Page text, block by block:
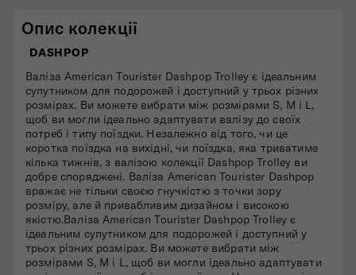
Опис колекції
DASHPOP
Валіза American Tourister Dashpop Trolley є ідеальним
супутником для подорожей і доступний у трьох різних
розмірах. Ви можете вибрати між розмірами S, M і L,
щоб ви могли ідеально адаптувати валізу до своїх
потреб і типу поїздки. Незалежно від того, чи це
коротка поїздка на вихідні, чи поїздка, яка триватиме
кілька тижнів, з валізою колекції Dashpop Trolley ви
добре споряджені. Валіза American Tourister Dashpop
вражає не тільки своєю гнучкістю з точки зору
розміру, але й привабливим дизайном і високою
якістю.Валіза American Tourister Dashpop Trolley є
ідеальним супутником для подорожей і доступний у
трьох різних розмірах. Ви можете вибрати між
розмірами S, M і L, щоб ви могли ідеально адаптувати